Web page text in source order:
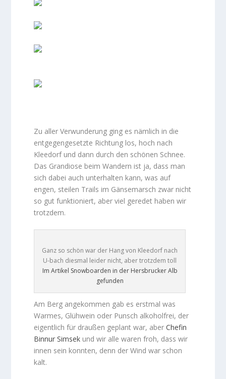
Zu aller Verwunderung ging es nämlich in die
entgegengesetzte Richtung los, hoch nach
Kleedorf und dann durch den schönen Schnee.
Das Grandiose beim Wandern ist ja, dass man
sich dabei auch unterhalten kann, was auf
engen, steilen Trails im Gänsemarsch zwar nicht
so gut funktioniert, aber viel geredet haben wir
trotzdem.
Ganz so schön war der Hang von Kleedorf nach
U-bach diesmal leider nicht, aber trotzdem toll
Im Artikel Snowboarden in der Hersbrucker Alb
gefunden
Am Berg angekommen gab es erstmal was
Warmes, Glühwein oder Punsch alkoholfrei, der
eigentlich für draußen geplant war, aberChefin
Binnur Simsek und wir alle waren froh, dass wir
innen sein konnten, denn der Wind war schon
kalt.